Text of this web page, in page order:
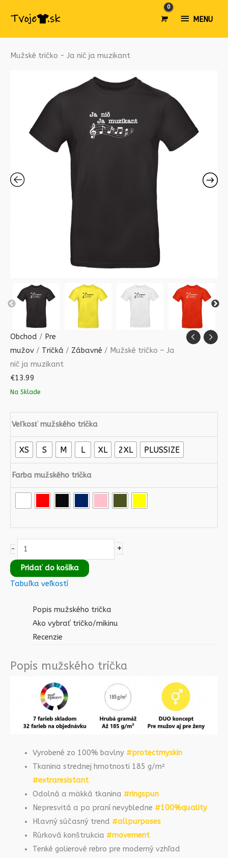
MENU
MENU
Mužské tričko - Ja nič ja muzikant
Obchod / Pre
mužov / Tričká / Zábavné / Mužské tričko – Ja
nič ja muzikant
€13.99
Na Sklade
Veľkosť mužského trička
XS S M L XL 2XL PLUSSIZE
Farba mužského trička
-
množstvo
muzikant
+
Pridať do košíka
Tabuľka veľkostí
Popis mužského trička
Ako vybrať tričko/mikinu
Recenzie
Popis mužského trička
Vyrobené zo 100% bavlny #protectmyskin
Tkanina strednej hmotnosti 185 g/m²
#extraresistant
Odolná a mäkká tkanina #ringspun
Nepresvitá a po praní nevybledne #100%quality
Hlavný súčasný trend #allpurposes
Rúrková konštrukcia #movement
Tenké golierové rebro pre moderný vzhľad